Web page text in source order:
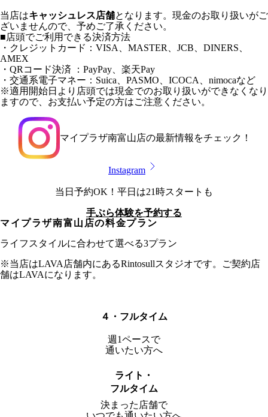
当店はキャッシュレス店舗となります。現金のお取り扱いがご
ざいませんので、予めご了承ください。
■店頭でご利用できる決済方法
・クレジットカード：VISA、MASTER、JCB、DINERS、
AMEX
・QRコード決済 ：PayPay、楽天Pay
・交通系電子マネー：Suica、PASMO、ICOCA、nimocaなど
※適用開始日より店頭では現金でのお取り扱いができなくなり
ますので、お支払い予定の方はご注意ください。
マイプラザ南富山店の最新情報をチェック！
Instagram
当日予約OK！平日は21時スタートも
手ぶら体験を予約する
マイプラザ南富山店の料金プラン
ライフスタイルに合わせて選べる3プラン
※当店はLAVA店舗内にあるRintosullスタジオです。ご契約店
舗はLAVAになります。
４・フルタイム
週1ペースで
通いたい方へ
ライト・
フルタイム
決まった店舗で